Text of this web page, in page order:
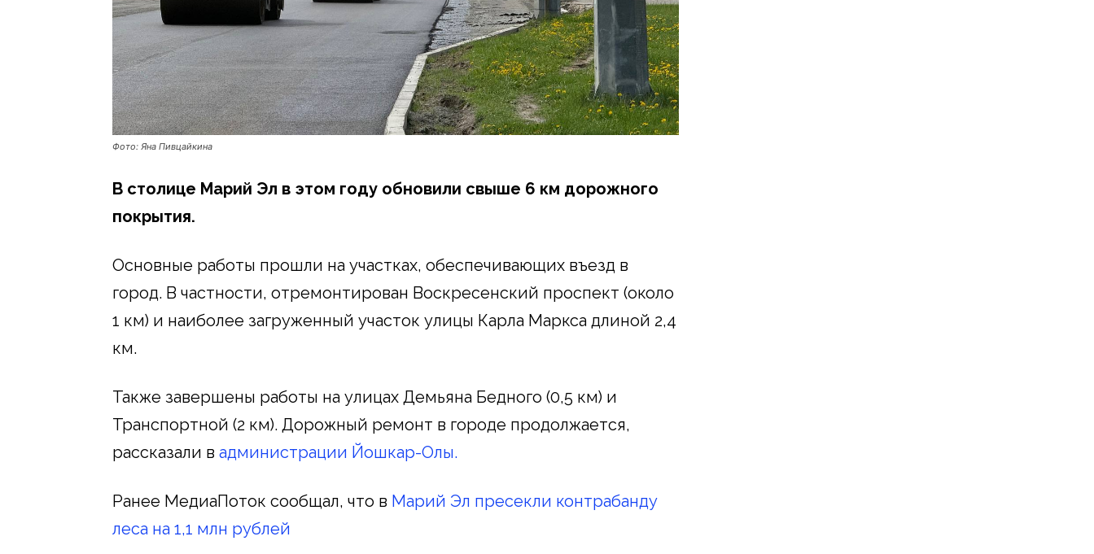
Фото: Яна Пивцайкина
В столице Марий Эл в этом году обновили свыше 6 км дорожного
покрытия.
Основные работы прошли на участках, обеспечивающих въезд в
город. В частности, отремонтирован Воскресенский проспект (около
1 км) и наиболее загруженный участок улицы Карла Маркса длиной 2,4
км.
Также завершены работы на улицах Демьяна Бедного (0,5 км) и
Транспортной (2 км). Дорожный ремонт в городе продолжается,
рассказали в администрации Йошкар-Олы.
Ранее МедиаПоток сообщал, что в Марий Эл пресекли контрабанду
леса на 1,1 млн рублей